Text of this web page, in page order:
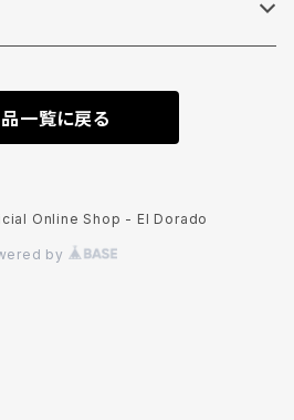
一覧に戻る
Online Shop - El Dorado
by